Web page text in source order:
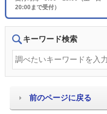
20:00まで受付）
キーワード検索
前のページに戻る